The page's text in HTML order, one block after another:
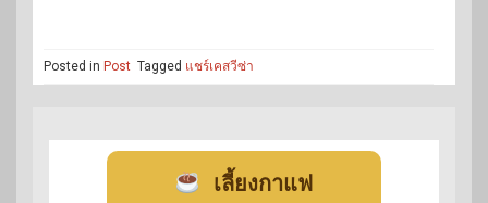
Posted in Post Tagged แชร์เคสวีซ่า
เลี้ยงกาแฟ